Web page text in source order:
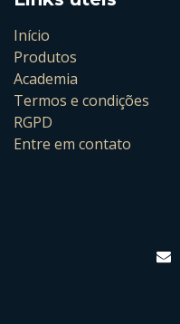
Início
Produtos
Academia
Termos e condições
RGPD
Entre em contato